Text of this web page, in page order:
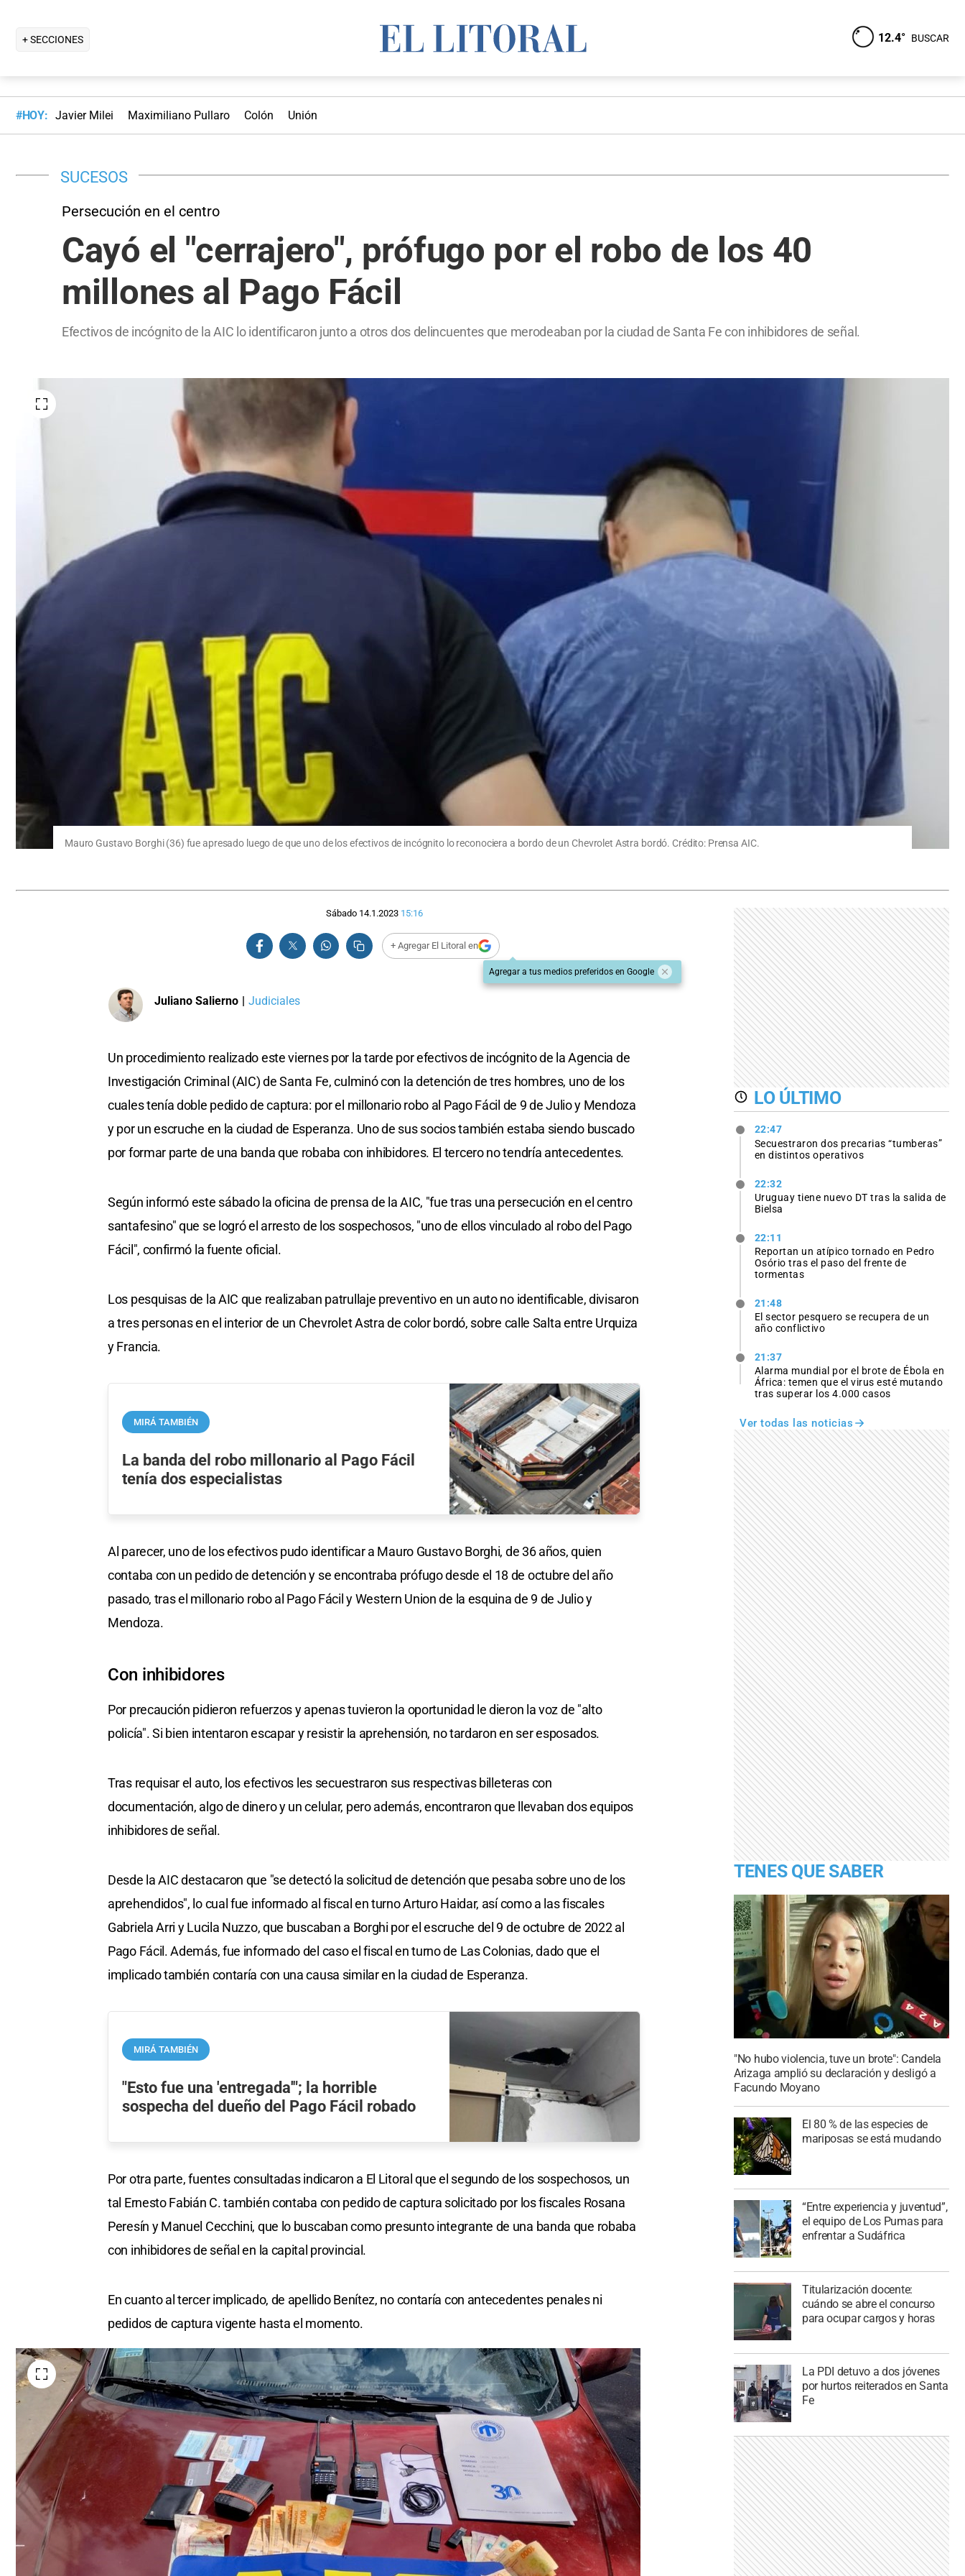
+ SECCIONES 12.4° BUSCAR
#HOY: Javier Milei Maximiliano Pullaro Colón Unión
SUCESOS
Persecución en el centro
Cayó el "cerrajero", prófugo por el robo de los 40
millones al Pago Fácil
Efectivos de incógnito de la AIC lo identificaron junto a otros dos delincuentes que merodeaban por la ciudad de Santa Fe con inhibidores de señal.
Mauro Gustavo Borghi (36) fue apresado luego de que uno de los efectivos de incógnito lo reconociera a bordo de un Chevrolet Astra bordó. Crédito: Prensa AIC.
Sábado 14.1.2023 15:16
+ Agregar El Litoral en
Agregar a tus medios preferidos en Google
Juliano Salierno | Judiciales
Un procedimiento realizado este viernes por la tarde por efectivos de incógnito de la Agencia de
Investigación Criminal (AIC) de Santa Fe, culminó con la detención de tres hombres, uno de los
cuales tenía doble pedido de captura: por el millonario robo al Pago Fácil de 9 de Julio y Mendoza
y por un escruche en la ciudad de Esperanza. Uno de sus socios también estaba siendo buscado
por formar parte de una banda que robaba con inhibidores. El tercero no tendría antecedentes.
Según informó este sábado la oficina de prensa de la AIC, "fue tras una persecución en el centro
santafesino" que se logró el arresto de los sospechosos, "uno de ellos vinculado al robo del Pago
Fácil", confirmó la fuente oficial.
Los pesquisas de la AIC que realizaban patrullaje preventivo en un auto no identificable, divisaron
a tres personas en el interior de un Chevrolet Astra de color bordó, sobre calle Salta entre Urquiza
y Francia.
MIRÁ TAMBIÉN
La banda del robo millonario al Pago Fácil
tenía dos especialistas
Al parecer, uno de los efectivos pudo identificar a Mauro Gustavo Borghi, de 36 años, quien
contaba con un pedido de detención y se encontraba prófugo desde el 18 de octubre del año
pasado, tras el millonario robo al Pago Fácil y Western Union de la esquina de 9 de Julio y
Mendoza.
Con inhibidores
Por precaución pidieron refuerzos y apenas tuvieron la oportunidad le dieron la voz de "alto
policía". Si bien intentaron escapar y resistir la aprehensión, no tardaron en ser esposados.
Tras requisar el auto, los efectivos les secuestraron sus respectivas billeteras con
documentación, algo de dinero y un celular, pero además, encontraron que llevaban dos equipos
inhibidores de señal.
Desde la AIC destacaron que "se detectó la solicitud de detención que pesaba sobre uno de los
aprehendidos", lo cual fue informado al fiscal en turno Arturo Haidar, así como a las fiscales
Gabriela Arri y Lucila Nuzzo, que buscaban a Borghi por el escruche del 9 de octubre de 2022 al
Pago Fácil. Además, fue informado del caso el fiscal en turno de Las Colonias, dado que el
implicado también contaría con una causa similar en la ciudad de Esperanza.
MIRÁ TAMBIÉN
"Esto fue una 'entregada'"; la horrible
sospecha del dueño del Pago Fácil robado
Por otra parte, fuentes consultadas indicaron a El Litoral que el segundo de los sospechosos, un
tal Ernesto Fabián C. también contaba con pedido de captura solicitado por los fiscales Rosana
Peresín y Manuel Cecchini, que lo buscaban como presunto integrante de una banda que robaba
con inhibidores de señal en la capital provincial.
En cuanto al tercer implicado, de apellido Benítez, no contaría con antecedentes penales ni
pedidos de captura vigente hasta el momento.
LO ÚLTIMO
22:47
Secuestraron dos precarias “tumberas”
en distintos operativos
22:32
Uruguay tiene nuevo DT tras la salida de
Bielsa
22:11
Reportan un atípico tornado en Pedro
Osório tras el paso del frente de
tormentas
21:48
El sector pesquero se recupera de un
año conflictivo
21:37
Alarma mundial por el brote de Ébola en
África: temen que el virus esté mutando
tras superar los 4.000 casos
Ver todas las noticias
TENES QUE SABER
"No hubo violencia, tuve un brote": Candela
Arizaga amplió su declaración y desligó a
Facundo Moyano
El 80 % de las especies de
mariposas se está mudando
“Entre experiencia y juventud”,
el equipo de Los Pumas para
enfrentar a Sudáfrica
Titularización docente:
cuándo se abre el concurso
para ocupar cargos y horas
La PDI detuvo a dos jóvenes
por hurtos reiterados en Santa
Fe